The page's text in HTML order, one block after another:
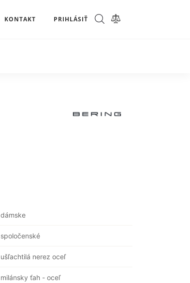
KONTAKT PRIHLÁSIŤ
dámske
spoločenské
ušľachtilá nerez oceľ
milánsky ťah - oceľ